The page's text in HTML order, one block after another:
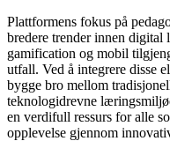
Plattformens fokus på
bredere trender innen
gamification og mobil
utfall. Ved å integrere disse
bygge bro mellom
teknologidrevne
en verdifull ressurs for alle
opplevelse gjennom